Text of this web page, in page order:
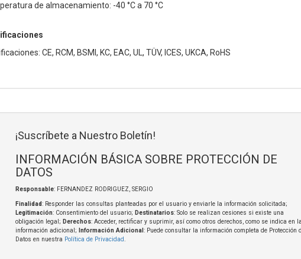
de almacenamiento: -40 °C a 70 °C
CE, RCM, BSMI, KC, EAC, UL, TÜV, ICES, UKCA, RoHS
¡Suscríbete a Nuestro Boletín!
INFORMACIÓN BÁSICA SOBRE PROTECCIÓN DE
DATOS
Responsable: FERNANDEZ RODRIGUEZ, SERGIO
Finalidad: Responder las consultas planteadas por el usuario y enviarle la información solicitada;
Legitimación: Consentimiento del usuario; Destinatarios: Solo se realizan cesiones si existe una
obligación legal; Derechos: Acceder, rectificar y suprimir, así como otros derechos, como se indica en la
información adicional;
Información Adicional : Puede consultar la información completa de Protección
Datos en nuestra Política de Privacidad.